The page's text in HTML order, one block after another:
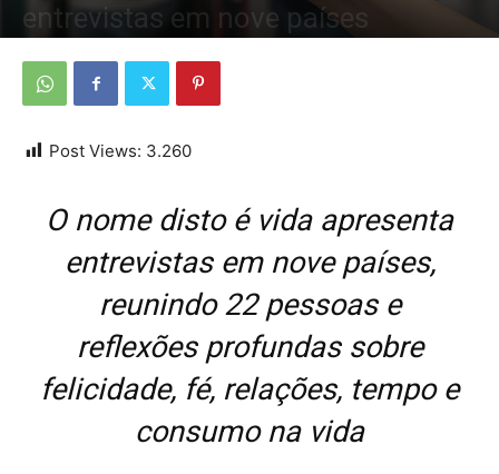
entrevistas em nove países
Post Views: 3.260
O nome disto é vida apresenta
entrevistas em nove países,
reunindo 22 pessoas e
reflexões profundas sobre
felicidade, fé, relações, tempo e
consumo na vida